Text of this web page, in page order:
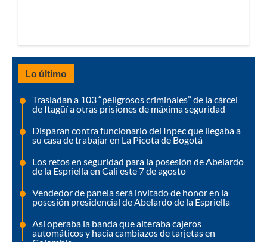
Lo último
Trasladan a 103 “peligrosos criminales” de la cárcel
de Itagüí a otras prisiones de máxima seguridad
Disparan contra funcionario del Inpec que llegaba a
su casa de trabajar en La Picota de Bogotá
Los retos en seguridad para la posesión de Abelardo
de la Espriella en Cali este 7 de agosto
Vendedor de panela será invitado de honor en la
posesión presidencial de Abelardo de la Espriella
Así operaba la banda que alteraba cajeros
automáticos y hacía cambiazos de tarjetas en